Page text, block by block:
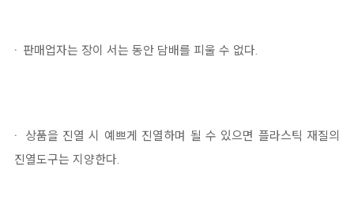
· 판매업자는 장이 서는 동안 담배를 피울 수 없다.
· 상품을 진열 시 예쁘게 진열하며 될 수 있으면 플라스틱 재질의
진열도구는 지양한다.